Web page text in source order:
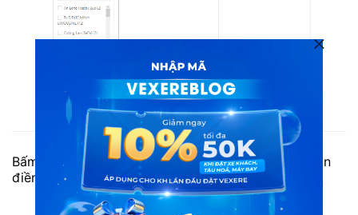
Hướng dẫn đặt vé đi Sapa
Bấm tiếp tục để sang tab nhập thông tin, sau đó bạn
điền đầy đủ thông tin theo yêu cầu.